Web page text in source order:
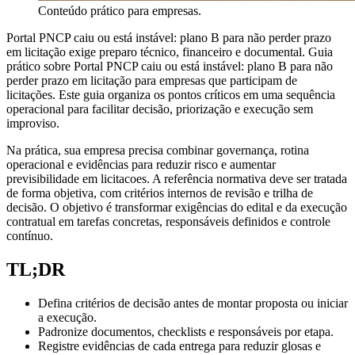
Conteúdo prático para empresas.
Portal PNCP caiu ou está instável: plano B para não perder prazo
em licitação exige preparo técnico, financeiro e documental. Guia
prático sobre Portal PNCP caiu ou está instável: plano B para não
perder prazo em licitação para empresas que participam de
licitações. Este guia organiza os pontos críticos em uma sequência
operacional para facilitar decisão, priorização e execução sem
improviso.
Na prática, sua empresa precisa combinar governança, rotina
operacional e evidências para reduzir risco e aumentar
previsibilidade em licitacoes. A referência normativa deve ser tratada
de forma objetiva, com critérios internos de revisão e trilha de
decisão. O objetivo é transformar exigências do edital e da execução
contratual em tarefas concretas, responsáveis definidos e controle
contínuo.
TL;DR
Defina critérios de decisão antes de montar proposta ou iniciar
a execução.
Padronize documentos, checklists e responsáveis por etapa.
Registre evidências de cada entrega para reduzir glosas e